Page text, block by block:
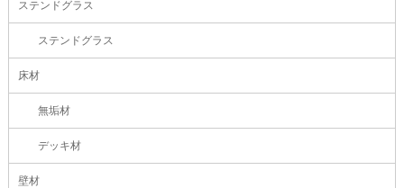
ステンドグラス
ステンドグラス
床材
無垢材
デッキ材
壁材